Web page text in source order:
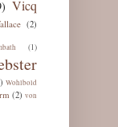
Vicq
(2)
(1)
Wohlbold
(2) von